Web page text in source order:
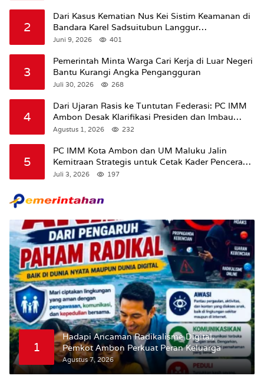
2
Dari Kasus Kematian Nus Kei Sistim Keamanan di
Bandara Karel Sadsuitubun Langgur
Dipertanyakan
Juni 9, 2026 401
3
Pemerintah Minta Warga Cari Kerja di Luar Negeri
Bantu Kurangi Angka Pengangguran
Juli 30, 2026 268
4
Dari Ujaran Rasis ke Tuntutan Federasi: PC IMM
Ambon Desak Klarifikasi Presiden dan Imbau
Tunda Pengibaran Bendera Merah Putih Di
Agustus 1, 2026 232
5
PC IMM Kota Ambon dan UM Maluku Jalin
Kemitraan Strategis untuk Cetak Kader Pencerah
Bangsa “Membangun Peradaban dari Kampus”
Juli 3, 2026 197
1
Hadapi Ancaman Radikalisme Digital,
Pemkot Ambon Perkuat Peran Keluarga
Agustus 7, 2026